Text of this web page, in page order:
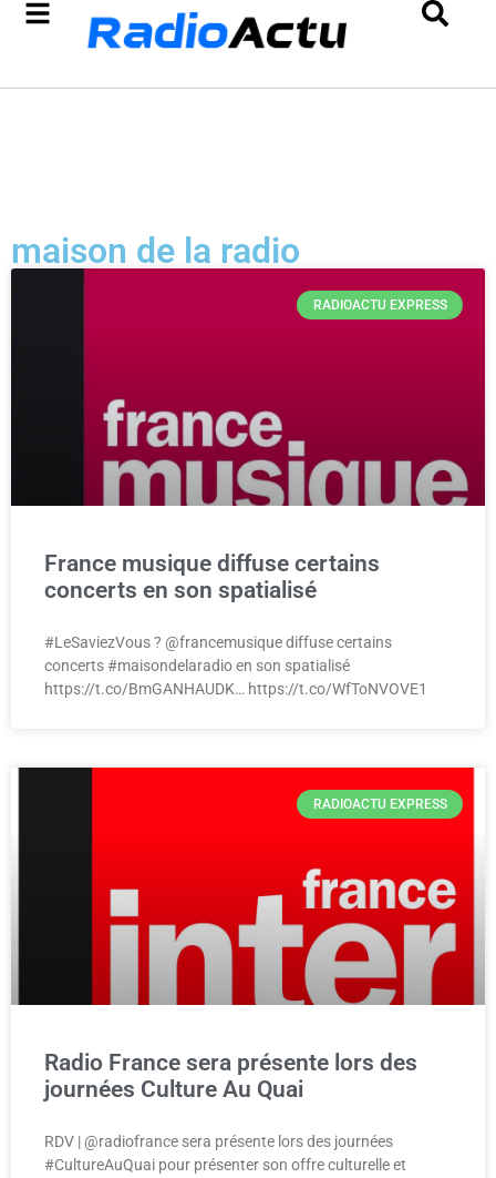
maison de la radio
RADIOACTU EXPRESS
France musique diffuse certains
concerts en son spatialisé
#LeSaviezVous ? @francemusique diffuse certains
concerts #maisondelaradio en son spatialisé
https://t.co/BmGANHAUDK… https://t.co/WfToNVOVE1
RADIOACTU EXPRESS
Radio France sera présente lors des
journées Culture Au Quai
RDV | @radiofrance sera présente lors des journées
#CultureAuQuai pour présenter son offre culturelle et